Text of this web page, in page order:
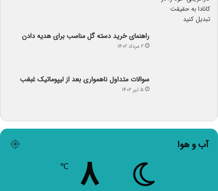
راهنمای خرید دسته گل مناسب برای هدیه دادن
۲ مرداد ۱۴۰۲
سوالات متداول ناهمواری بعد از لیپوماتیک غبغب
۵ تیر ۱۴۰۲
آب و هوا
۸